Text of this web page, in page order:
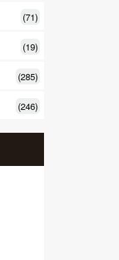
(71)
(19)
(285)
(246)